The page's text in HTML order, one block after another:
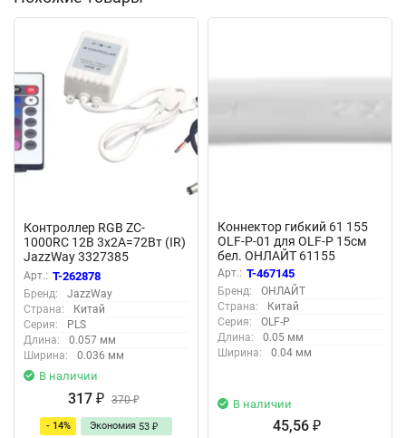
Контроллер RGB ZC-
1000RC 12В 3х2А=72Вт (IR)
JazzWay 3327385
Арт.: T-262878
Бренд:
JazzWay
Страна:
Китай
Серия:
PLS
Длина:
0.057 мм
Ширина:
0.036 мм
В наличии
317 ₽ 370₽
- 14% Экономия 53 ₽
Коннектор гибкий 61 155
OLF-P-01 для OLF-P 15см
бел. ОНЛАЙТ 61155
Арт.: T-467145
Бренд:
ОНЛАЙТ
Страна:
Китай
Серия:
OLF-P
Длина:
0.05 мм
Ширина:
0.04 мм
В наличии
45,56 ₽